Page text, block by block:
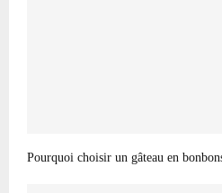
Pourquoi choisir un gâteau en